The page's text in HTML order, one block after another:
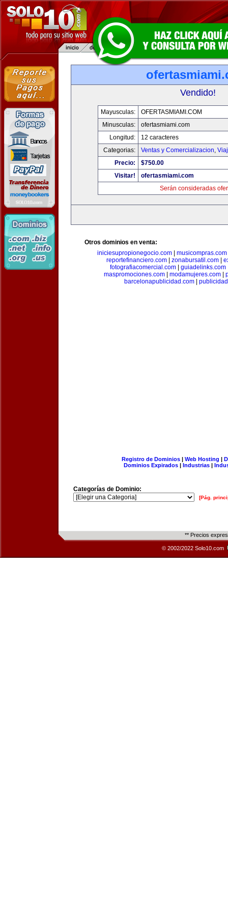
Vendido!
Mayusculas:
OFERTASMIAMI.COM
Minusculas:
ofertasmiami.com
Longitud:
12 caracteres
Categorias:
Ventas y Comercializacion,
Precio:
$750.00
Visitar!
ofertasmiami.com
Serán consideradas
Otros dominios en venta:
iniciesupropionegocio.com
musicompras.com
reportefinanciero.com| zonabursatil.com|
fotografiacomercial.com
guiadelinks.com
maspromociones.com
modamujeres.com
barcelonapublicidad.com|
Registro de Dominios| Web Hosting |
Dominios Expirados | Industrias |
Categorías de Dominio:
[Pág.
** Precios
© 2002/2022 Solo10.com